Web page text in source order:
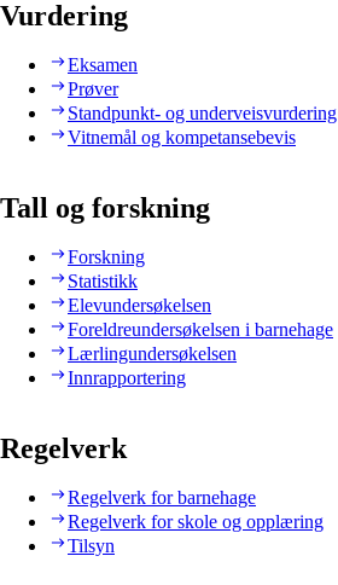
Vurdering
Eksamen
Prøver
Standpunkt- og underveisvurdering
Vitnemål og kompetansebevis
Tall og forskning
Forskning
Statistikk
Elevundersøkelsen
Foreldreundersøkelsen i barnehage
Lærlingundersøkelsen
Innrapportering
Regelverk
Regelverk for barnehage
Regelverk for skole og opplæring
Tilsyn